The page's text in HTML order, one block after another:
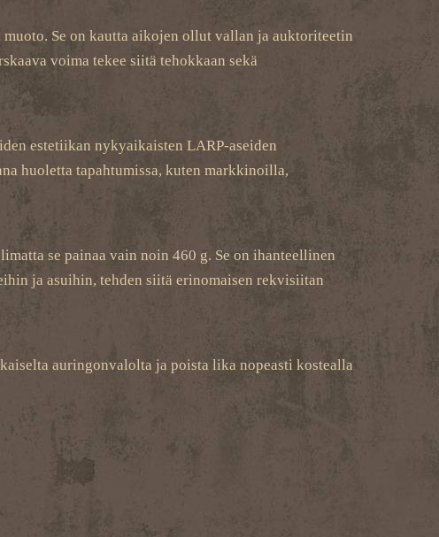
Se on kautta aikojen ollut vallan ja auktoriteetin
voima tekee siitä tehokkaan sekä
estetiikan nykyaikaisten LARP-aseiden
huoletta tapahtumissa, kuten markkinoilla,
se painaa vain noin 460 g. Se on ihanteellinen
ja asuihin, tehden siitä erinomaisen rekvisiitan
auringonvalolta ja poista lika nopeasti kostealla